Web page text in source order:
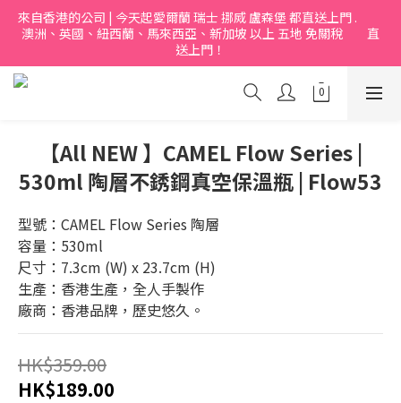
來自香港的公司 | 今天起愛爾蘭 瑞士 挪烕 盧森堡 都直送上門 .
澳洲、英國、紐西蘭、馬來西亞、新加坡 以上 五地 免關稅         直
送上門！
【All NEW 】CAMEL Flow Series |
530ml 陶層不銹鋼真空保溫瓶 | Flow53
型號：CAMEL Flow Series 陶層
容量：530ml
尺寸：7.3cm (W) x 23.7cm (H)
生產：香港生產，全人手製作
廠商：香港品牌，歷史悠久。
HK$359.00
HK$189.00